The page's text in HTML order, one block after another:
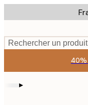
to
content.
Rechercher un
40%
▸